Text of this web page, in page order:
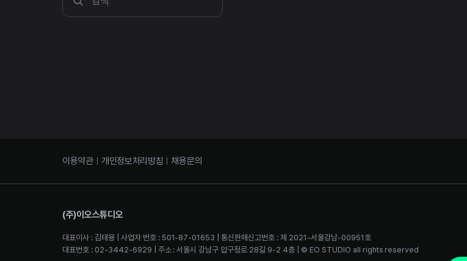
이용약관 개인정보처리방침 채용문의
(주)이오스튜디오
대표이사 : 김태용 | 사업자 번호 : 501-87-01653 | 통신판매신고번호 : 제 2021-서울강남-00951호
대표번호 : 02-3442-6929 | 주소 : 서울시 강남구 압구정로 28길 9-2 4층 | © EO STUDIO all rights reserved